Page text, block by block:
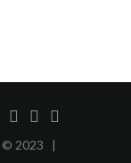
© 2023 |